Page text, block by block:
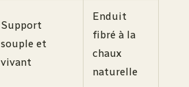
Support
souple et
vivant
Enduit
fibré à la
chaux
naturelle